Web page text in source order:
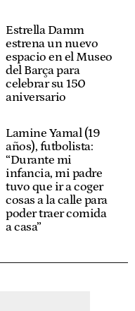
Estrella Damm
estrena un nuevo
espacio en el Museo
del Barça para
celebrar su 150
aniversario
Lamine Yamal (19
años), futbolista:
“Durante mi
infancia, mi padre
tuvo que ir a coger
cosas a la calle para
poder traer comida
a casa”